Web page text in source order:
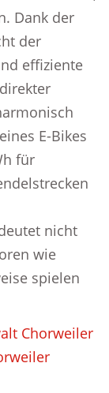
Dank der
der
effiziente
E-Bikes
für
nicht
wie
spielen
Chorweiler